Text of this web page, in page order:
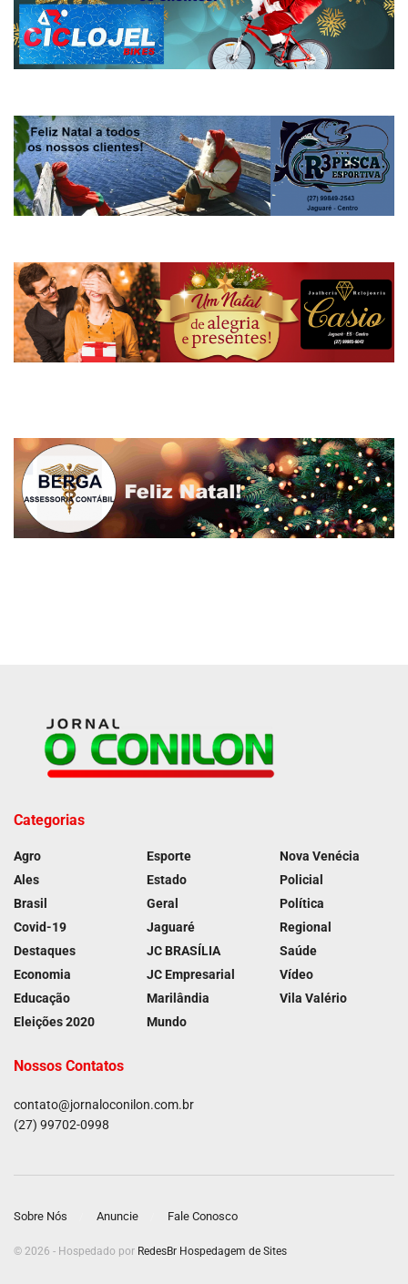
Categorias
Agro
Ales
Brasil
Covid-19
Destaques
Economia
Educação
Eleições 2020
Esporte
Estado
Geral
Jaguaré
JC BRASÍLIA
JC Empresarial
Marilândia
Mundo
Nova Venécia
Policial
Política
Regional
Saúde
Vídeo
Vila Valério
Nossos Contatos
contato@jornaloconilon.com.br
(27) 99702-0998
Sobre Nós Anuncie Fale Conosco
© 2026 - Hospedado por RedesBr Hospedagem de Sites